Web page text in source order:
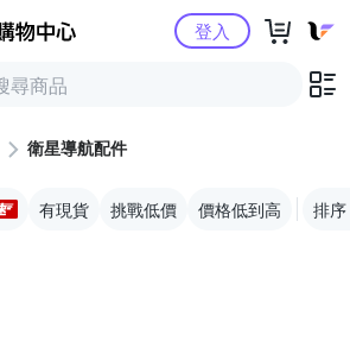
Yahoo購物中心登入
衛星導航配件
有現貨 挑戰低價 價格低到高 排序